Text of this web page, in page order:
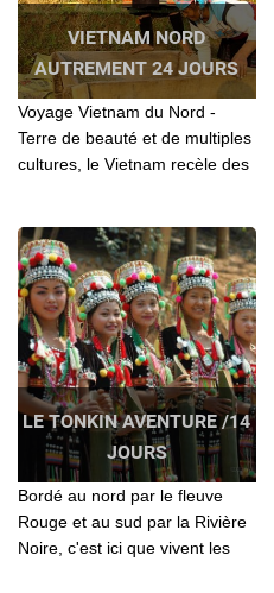
VIETNAM NORD
AUTREMENT 24 JOURS
Voyage Vietnam du Nord -
Terre de beauté et de multiples
cultures, le Vietnam recèle des
LE TONKIN AVENTURE /14
JOURS
Bordé au nord par le fleuve
Rouge et au sud par la Rivière
Noire, c'est ici que vivent les